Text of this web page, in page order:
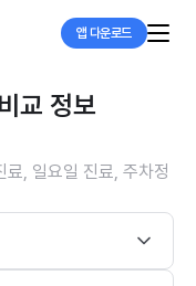
앱 다운로드
교 정보
, 일요일 진료, 주차정